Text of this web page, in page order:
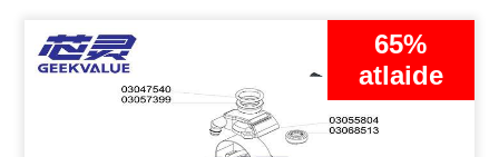
65%
atlaide